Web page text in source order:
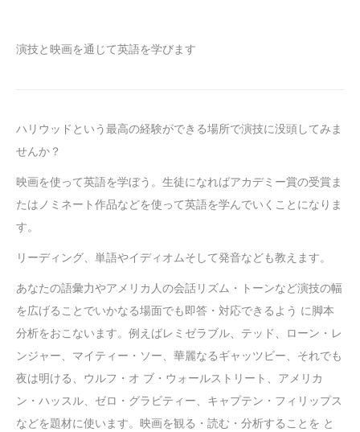
演技と映画を通じて英語を学びます
ハリウッドという最高の経験ができる場所で演技に没頭してみま
せんか？
映画を使って英語を学ぼう。生徒になればアカデミー賞の受賞ま
たはノミネート作品などを使って英語を学んでいくことになりま
す。
リーディング、単語やイディオムそして発音なども教えます。
あなたの語彙力やアメリカ人の会話リズム・トーンなど演技の幅
を広げることでいかなる場面でも即答・対応できるよう に脚本
分析をおこないます。例えばレミゼラブル、テッド、ローン・レ
ンジャー、マイティー・ソー、華麗なるギャッツビー、それでも
夜は明ける、ウルフ・オ ブ・ウォールストリート、アメリカ
ン・ハッスル、ゼロ・グラビティー、キャプテン・フィリップス
などを題材に使います。映画を観る・読む・分析することを と